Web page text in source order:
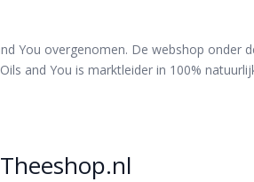
You overgenomen. De webshop onder
and You is marktleider in 100%